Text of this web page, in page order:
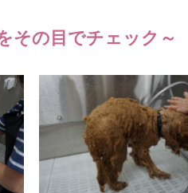
その目でチェック～